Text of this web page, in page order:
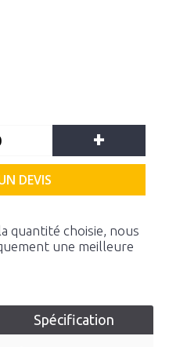
+
DEVIS
quantité choisie, nous
une meilleure
Spécification